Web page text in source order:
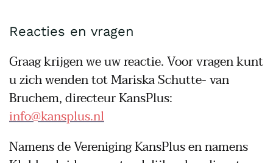
Reacties en vragen
Graag krijgen we uw reactie. Voor vragen kunt
u zich wenden tot Mariska Schutte- van
Bruchem, directeur KansPlus:
info@kansplus.nl
Namens de Vereniging KansPlus en namens